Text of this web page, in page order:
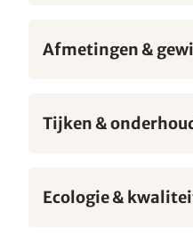
Afmetingen &
Tijken &
Ecologie &